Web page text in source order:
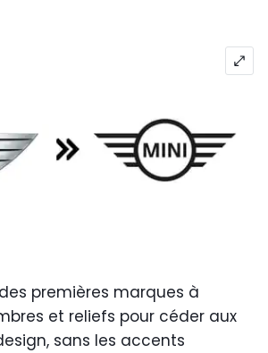
premières marques à
et reliefs pour céder aux
sans les accents